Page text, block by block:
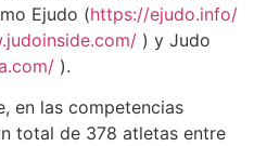
Ejudo (https://ejudo.info/
) y Judo
).
en las competencias
total de 378 atletas entre